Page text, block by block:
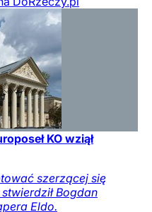
KO wziął
szerzącej się
Bogdan
Eldo.